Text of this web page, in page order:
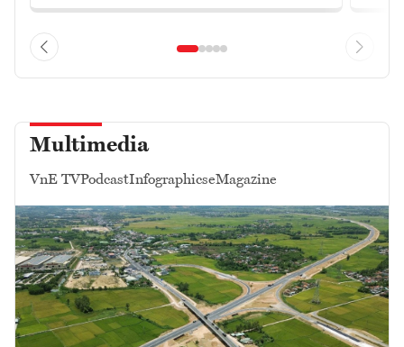
Multimedia
VnE TVPodcastInfographicseMagazine